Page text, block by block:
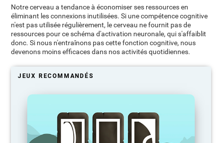
Notre cerveau a tendance à économiser ses ressources en
éliminant les connexions inutilisées. Si une compétence cognitive
n'est pas utilisée régulièrement, le cerveau ne fournit pas de
ressources pour ce schéma d'activation neuronale, qui s'affaiblit
donc. Si nous n'entraînons pas cette fonction cognitive, nous
devenons moins efficaces dans nos activités quotidiennes.
JEUX RECOMMANDÉS